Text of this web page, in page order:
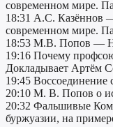
современном мире.
18:31 А.С. Казённов
современном мире.
18:53 М.В. Попов —
19:16 Почему
Докладывает Артём
19:45
20:10 М. В. Попов о
20:32 Фальшивые
буржуазии, на